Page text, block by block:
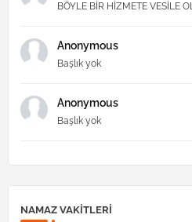
BÖYLE BİR HİZMETE VESİLE
Anonymous
Başlık yok
Anonymous
Başlık yok
NAMAZ VAKITLERI